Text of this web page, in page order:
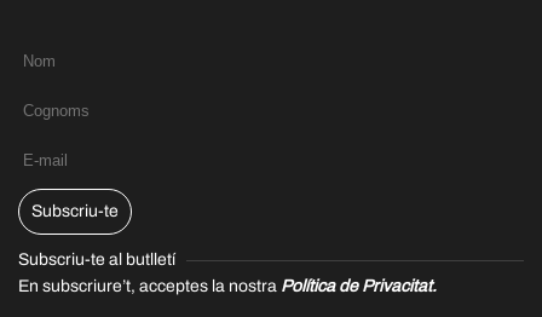
Subscriu-te
Subscriu-te al butlletí
En subscriure’t, acceptes la nostra Política de Privacitat.